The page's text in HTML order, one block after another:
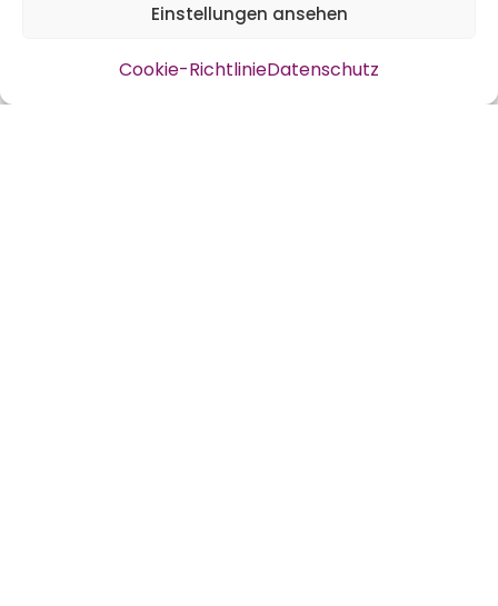
Einstellungen ansehen
Cookie-RichtlinieDatenschutz